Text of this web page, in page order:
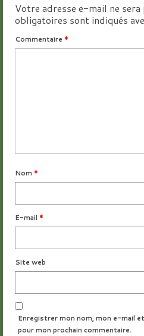
Votre adresse e-mail ne sera
obligatoires sont indiqués
Commentaire *
Nom *
E-mail *
Site web
Enregistrer mon nom, mon e-mail
pour mon prochain commentaire.